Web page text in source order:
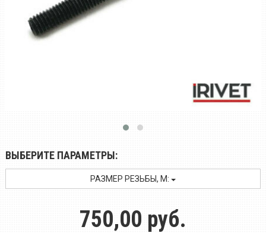
ВЫБЕРИТЕ ПАРАМЕТРЫ:
РАЗМЕР РЕЗЬБЫ, M:
750,00 руб.